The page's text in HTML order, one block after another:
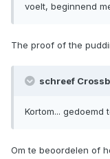
voelt, beginnend
The proof of the
schreef
Kortom... gedoemd
Om te beoordelen of